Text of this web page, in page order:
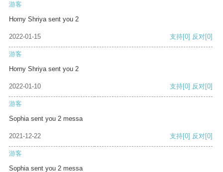
游客
Horny Shriya sent you 2
2022-01-15 支持[0] 反对[0]
游客
Horny Shriya sent you 2
2022-01-10 支持[0] 反对[0]
游客
Sophia sent you 2 messa
2021-12-22 支持[0] 反对[0]
游客
Sophia sent you 2 messa